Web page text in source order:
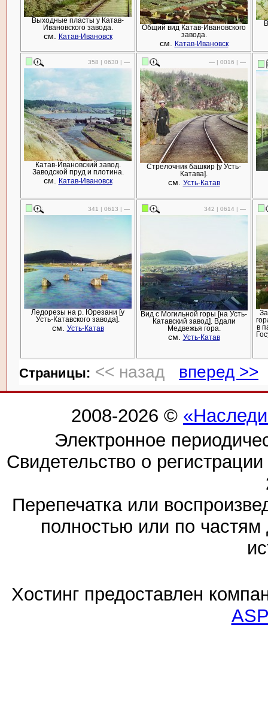
Выходные пласты у Катав-
Ивановского завода.
см. Катав-Ивановск
Общий вид Катав-Ивановского
завода.
см. Катав-Ивановск
358 | 0630 | —
Катав-Ивановский завод.
Заводской пруд и плотина.
см. Катав-Ивановск
— | 0016 | —
Стрелочник башкир [у Усть-
Катава].
см. Усть-Катав
341 | 0613 | —
Ледорезы на р. Юрезани [у
Усть-Катавского завода].
см. Усть-Катав
342 | 0614 | —
Вид с Могильной горы [на Усть-
Катавский завод]. Вдали
Медвежья гора.
см. Усть-Катав
в
Cтраницы: << назад вперед >>
2008-2026 ©
Электронное
Свидетельство о
Перепечатка или
полностью или по частям
Хостинг предоставлен